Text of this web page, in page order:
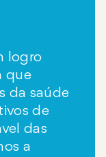
logro
que
da saúde
de
das
a